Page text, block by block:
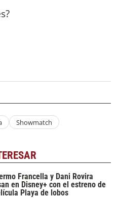
Showmatch
Francella y Dani Rovira
en Disney+ con el estreno de
Playa de lobos